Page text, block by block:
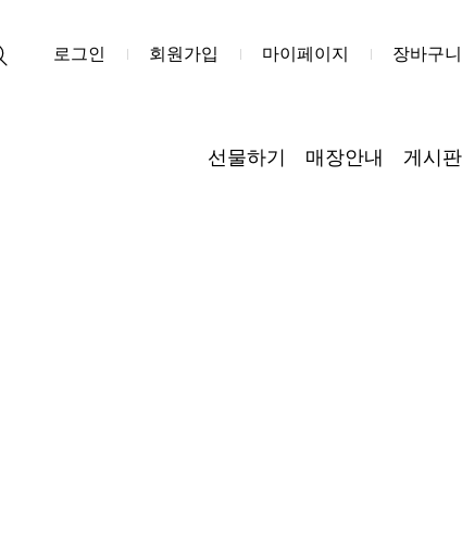
로그인 회원가입 마이페이지 장바구니
선물하기 매장안내 게시판